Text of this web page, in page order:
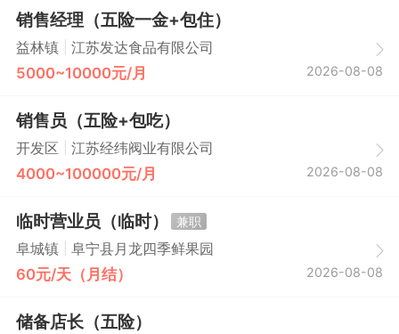
销售经理（五险一金+包住）
益林镇 江苏发达食品有限公司
5000~10000元/月 2026-08-08
销售员（五险+包吃）
开发区 江苏经纬阀业有限公司
4000~100000元/月 2026-08-08
临时营业员（临时）
兼职
阜城镇
阜宁县月龙四季鲜果园
60元/天（月结） 2026-08-08
储备店长（五险）